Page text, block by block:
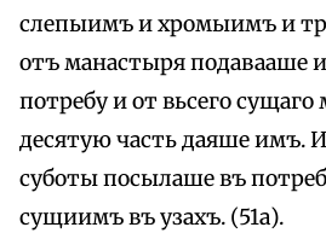
слепыимъ и хромыимъ и
отъ манастыря подавааше
потребу и от вьсего сущаго
десятую часть даяше имъ.
суботы посылаше въ
сущиимъ въ узахъ. (51а).